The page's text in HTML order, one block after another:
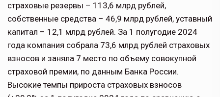
страховые резервы – 113,6 млрд рублей,
собственные средства – 46,9 млрд рублей, уставный
капитал – 12,1 млрд рублей. За 1 полугодие 2024
года компания собрала 73,6 млрд рублей страховых
взносов и заняла 7 место по объему совокупной
страховой премии, по данным Банка России.
Высокие темпы прироста страховых взносов